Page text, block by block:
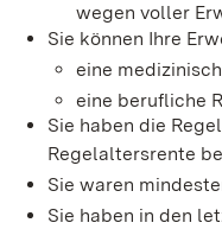
wegen voller
Sie können Ihre
eine
eine berufliche
Sie haben die
Regelaltersrente
Sie waren
Sie haben in den